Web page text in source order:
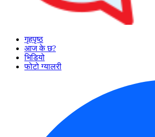
गृहपृष्ठ
आज के छ?
भिडियो
फोटो ग्यालरी